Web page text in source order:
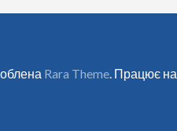
Rara Theme. Працює на